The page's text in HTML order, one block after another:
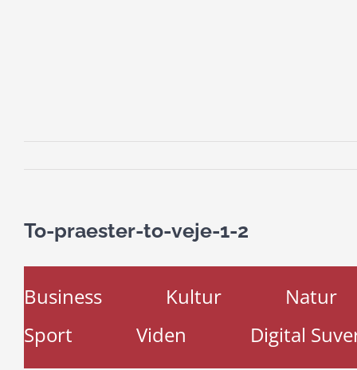
To-praester-to-veje-1-2
Business Kultur
Natur
Sport
Viden Digital